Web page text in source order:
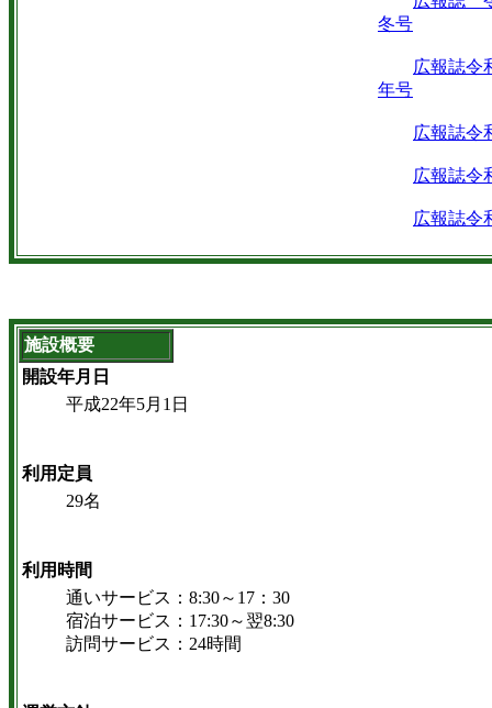
冬号
広報誌令
年号
広報誌令
広報誌令
広報誌令
施設概要
開設年月日
平成22年5月1日
利用定員
29名
利用時間
通いサービス：8:30～17：30
宿泊サービス：17:30～翌8:30
訪問サービス：24時間